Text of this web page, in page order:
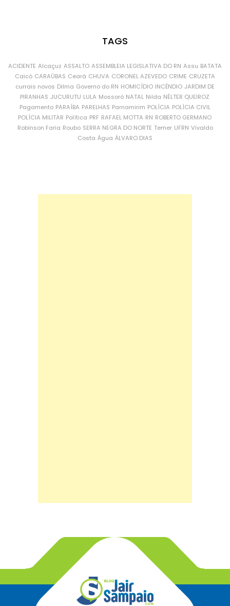
TAGS
ACIDENTE Alcaçuz ASSALTO ASSEMBLEIA LEGISLATIVA DO RN Assu BATATA
Caicó CARAÚBAS Ceará CHUVA CORONEL AZEVEDO CRIME CRUZETA
currais novos Dilma Governo do RN HOMICÍDIO INCÊNDIO JARDIM DE
PIRANHAS JUCURUTU LULA Mossoró NATAL Nilda NÉLTER QUEIROZ
Pagamento PARAÍBA PARELHAS Parnamirim POLÍCIA POLÍCIA CIVIL
POLÍCIA MILITAR Política PRF RAFAEL MOTTA RN ROBERTO GERMANO
Robinson Faria Roubo SERRA NEGRA DO NORTE Temer UFRN Vivaldo
Costa Água ÁLVARO DIAS